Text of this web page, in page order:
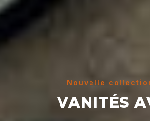
Nouvelle
VANITÉS